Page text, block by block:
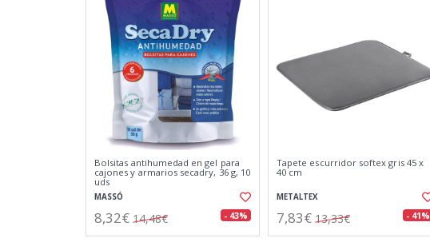
Bolsitas antihumedad en gel para
cajones y armarios secadry, 36 g, 10
uds
MASSÓ
8,32€ 14,48€ - 43%
Tapete escurridor softex gris 45 x
40 cm
METALTEX
7,83€ 13,33€ - 41%